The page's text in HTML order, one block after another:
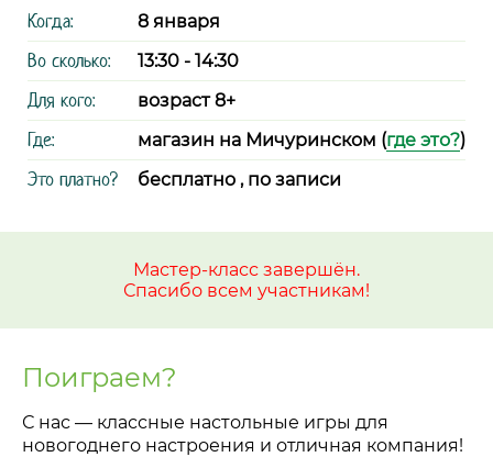
Когда: 8 января
Во сколько: 13:30 - 14:30
Для кого: возраст 8+
Где: магазин на Мичуринском (где это?)
Это платно? бесплатно , по записи
Мастер-класс завершён.
Спасибо всем участникам!
Поиграем?
С нас — классные настольные игры для
новогоднего настроения и отличная компания!